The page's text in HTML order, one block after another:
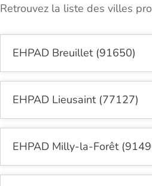
Retrouvez la liste des villes
EHPAD Breuillet (91650)
EHPAD Lieusaint (77127)
EHPAD Milly-la-Forêt